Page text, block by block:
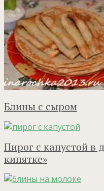
Блины с сыром
Пирог с капустой в
кипятке»